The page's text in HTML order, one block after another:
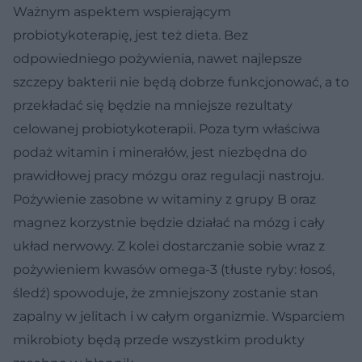
Ważnym aspektem wspierającym
probiotykoterapię, jest też dieta. Bez
odpowiedniego pożywienia, nawet najlepsze
szczepy bakterii nie będą dobrze funkcjonować, a to
przekładać się będzie na mniejsze rezultaty
celowanej probiotykoterapii. Poza tym właściwa
podaż witamin i minerałów, jest niezbędna do
prawidłowej pracy mózgu oraz regulacji nastroju.
Pożywienie zasobne w witaminy z grupy B oraz
magnez korzystnie będzie działać na mózg i cały
układ nerwowy. Z kolei dostarczanie sobie wraz z
pożywieniem kwasów omega-3 (tłuste ryby: łosoś,
śledź) spowoduje, że zmniejszony zostanie stan
zapalny w jelitach i w całym organizmie. Wsparciem
mikrobioty będą przede wszystkim produkty